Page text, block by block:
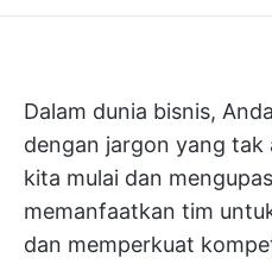
Dalam dunia bisnis,
dengan jargon yang tak
kita mulai dan
memanfaatkan tim
dan memperkuat